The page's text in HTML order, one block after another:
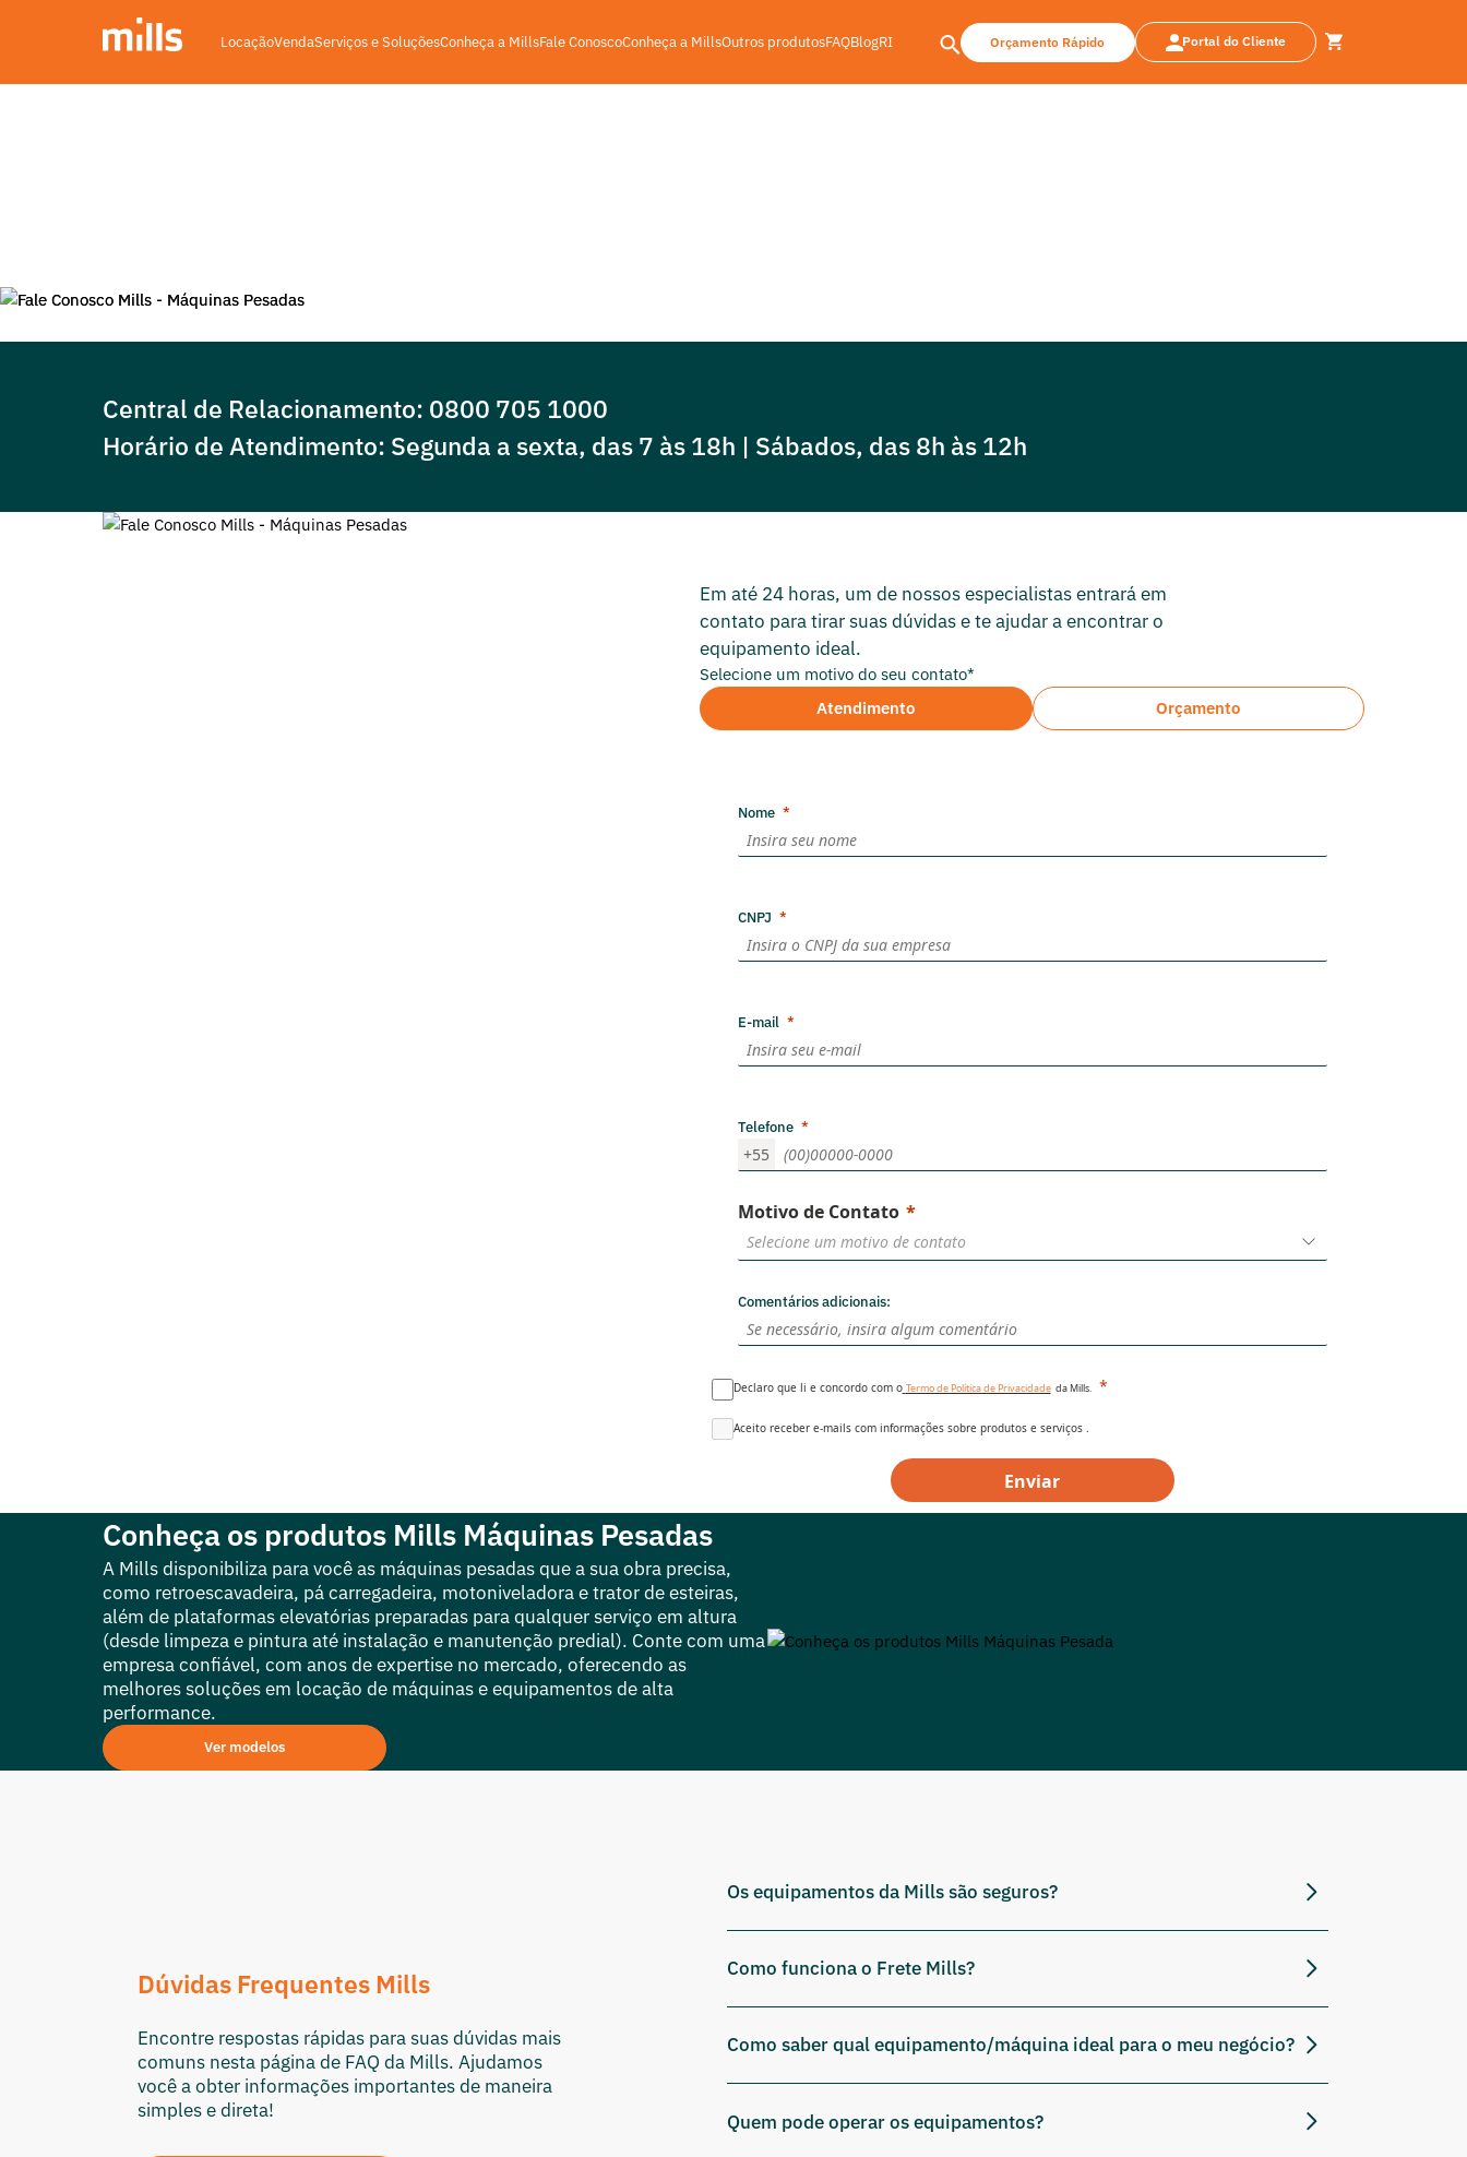
LocaçãoVendaServiços e SoluçõesConheça a MillsFale ConoscoConheça a MillsOutros produtosFAQBlogRI Orçamento Rápido Portal do Cliente
Central de Relacionamento: 0800 705 1000
Horário de Atendimento: Segunda a sexta, das 7 às 18h | Sábados, das 8h às 12h
Em até 24 horas, um de nossos especialistas entrará em
contato para tirar suas dúvidas e te ajudar a encontrar o
equipamento ideal.
Selecione um motivo do seu contato*
Atendimento
Orçamento
Nome
CNPJ
E-mail
Telefone
+55
Motivo de Contato
Comentários adicionais:
Declaro que li e concordo com o Termo de Política de Privacidadeda Mills.
Aceito receber e-mails com informações sobre produtos e serviços .
Enviar
Conheça os produtos Mills Máquinas Pesadas
A Mills disponibiliza para você as máquinas pesadas que a sua obra precisa,
como retroescavadeira, pá carregadeira, motoniveladora e trator de esteiras,
além de plataformas elevatórias preparadas para qualquer serviço em altura
(desde limpeza e pintura até instalação e manutenção predial). Conte com uma
empresa confiável, com anos de expertise no mercado, oferecendo as
melhores soluções em locação de máquinas e equipamentos de alta
performance.
Ver modelos
Dúvidas Frequentes Mills
Encontre respostas rápidas para suas dúvidas mais
comuns nesta página de FAQ da Mills. Ajudamos
você a obter informações importantes de maneira
simples e direta!
Os equipamentos da Mills são seguros?
Como funciona o Frete Mills?
Como saber qual equipamento/máquina ideal para o meu negócio?
Quem pode operar os equipamentos?